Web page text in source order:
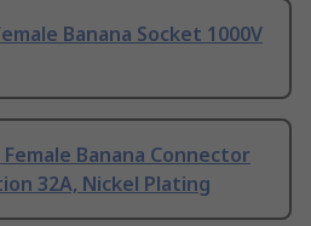
Banana Socket 1000V
Banana Connector
32A, Nickel Plating